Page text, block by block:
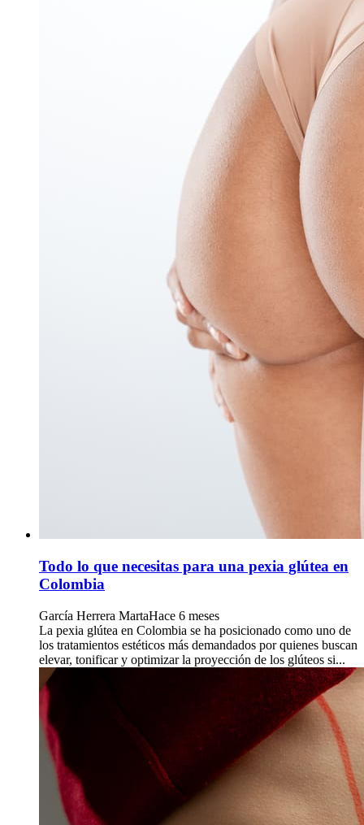
Todo lo que necesitas para una pexia glútea en
Colombia
García Herrera MartaHace 6 meses
La pexia glútea en Colombia se ha posicionado como uno de
los tratamientos estéticos más demandados por quienes buscan
elevar, tonificar y optimizar la proyección de los glúteos si...